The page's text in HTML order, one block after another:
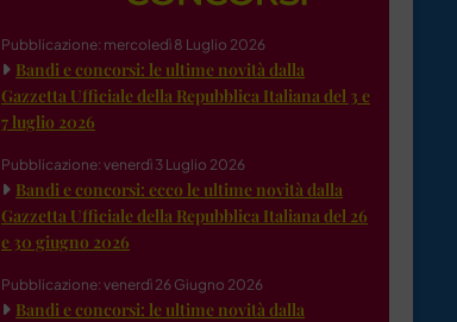
Pubblicazione: mercoledì 8 Luglio 2026
Bandi e concorsi: le ultime novità dalla
Gazzetta Ufficiale della Repubblica Italiana del 3 e
7 luglio 2026
Pubblicazione: venerdì 3 Luglio 2026
Bandi e concorsi: ecco le ultime novità dalla
Gazzetta Ufficiale della Repubblica Italiana del 26
e 30 giugno 2026
Pubblicazione: venerdì 26 Giugno 2026
Bandi e concorsi: le ultime novità dalla